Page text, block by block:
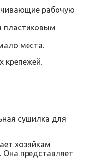
рабочую
пластиковым
места.
крепежей.
сушилка для
хозяйкам
представляет